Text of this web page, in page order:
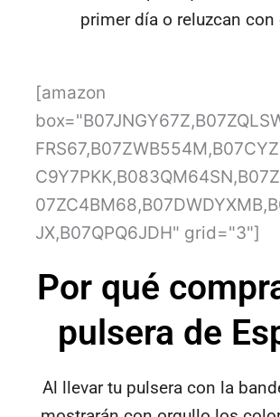
primer día o reluzcan con
[amazon
JX,B07QPQ6JDH" grid="3"]
Por qué
pulsera de
Al llevar tu pulsera con la